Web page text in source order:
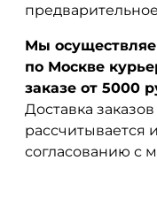
Мы
по Москве
заказе от 5000
Доставка
рассчитывается
согласованию с